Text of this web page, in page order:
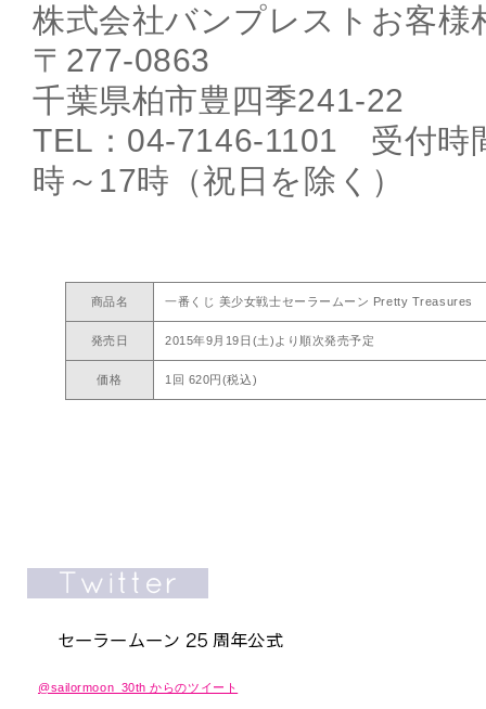
株式会社バンプレストお客様
〒277-0863
千葉県柏市豊四季241-22
TEL：04-7146-1101 受付
時～17時（祝日を除く）
商品名 一番くじ 美少女戦士セーラームーン Pretty Treasures
発売日 2015年9月19日(土)より順次発売予定
価格 1回 620円(税込)
@sailormoon_30th からのツイート